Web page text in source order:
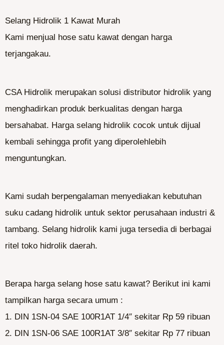
Selang Hidrolik 1 Kawat Murah
Kami menjual hose satu kawat dengan harga
terjangakau.
CSA Hidrolik merupakan solusi distributor hidrolik yang
menghadirkan produk berkualitas dengan harga
bersahabat. Harga selang hidrolik cocok untuk dijual
kembali sehingga profit yang diperolehlebih
menguntungkan.
Kami sudah berpengalaman menyediakan kebutuhan
suku cadang hidrolik untuk sektor perusahaan industri &
tambang. Selang hidrolik kami juga tersedia di berbagai
ritel toko hidrolik daerah.
Berapa harga selang hose satu kawat? Berikut ini kami
tampilkan harga secara umum :
1. DIN 1SN-04 SAE 100R1AT 1/4″ sekitar Rp 59 ribuan
2. DIN 1SN-06 SAE 100R1AT 3/8″ sekitar Rp 77 ribuan